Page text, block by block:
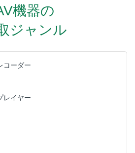
機器の
ジャンル
コーダー
レイヤー